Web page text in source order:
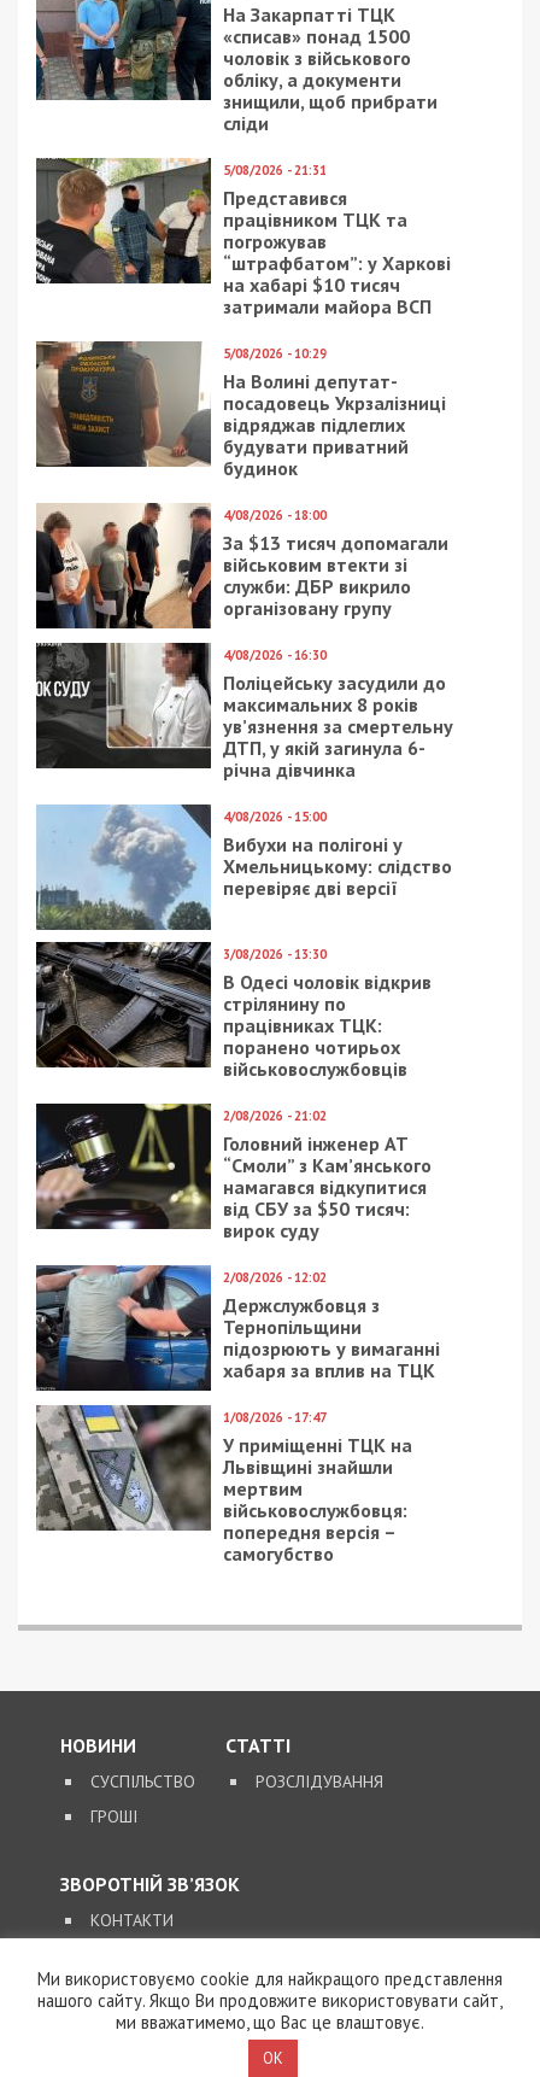
На Закарпатті ТЦК
«списав» понад 1500
чоловік з військового
обліку, а документи
знищили, щоб прибрати
сліди
5/08/2026 - 21:31
Представився
працівником ТЦК та
погрожував
“штрафбатом”: у Харкові
на хабарі $10 тисяч
затримали майора ВСП
5/08/2026 - 10:29
На Волині депутат-
посадовець Укрзалізниці
відряджав підлеглих
будувати приватний
будинок
4/08/2026 - 18:00
За $13 тисяч допомагали
військовим втекти зі
служби: ДБР викрило
організовану групу
4/08/2026 - 16:30
Поліцейську засудили до
максимальних 8 років
ув’язнення за смертельну
ДТП, у якій загинула 6-
річна дівчинка
4/08/2026 - 15:00
Вибухи на полігоні у
Хмельницькому: слідство
перевіряє дві версії
3/08/2026 - 13:30
В Одесі чоловік відкрив
стрілянину по
працівниках ТЦК:
поранено чотирьох
військовослужбовців
2/08/2026 - 21:02
Головний інженер АТ
“Смоли” з Кам’янського
намагався відкупитися
від СБУ за $50 тисяч:
вирок суду
2/08/2026 - 12:02
Держслужбовця з
Тернопільщини
підозрюють у вимаганні
хабаря за вплив на ТЦК
1/08/2026 - 17:47
У приміщенні ТЦК на
Львівщині знайшли
мертвим
військовослужбовця:
попередня версія –
самогубство
НОВИНИ
СУСПІЛЬСТВО
ГРОШІ
СТАТТІ
РОЗСЛІДУВАННЯ
ЗВОРОТНІЙ ЗВ’ЯЗОК
КОНТАКТИ
SUPPORT@49000.COM.UA
© 2026, ВСІ ПРАВА ЗАХИЩЕНІ
Ми використовуємо cookie для найкращого представлення
нашого сайту. Якщо Ви продовжите використовувати сайт,
ми вважатимемо, що Вас це влаштовує.
OK